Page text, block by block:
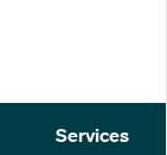
Services